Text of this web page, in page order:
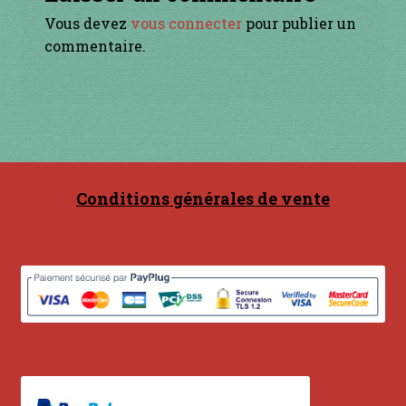
Contact
en acier
en bronze
en laiton
Vous devez vous connecterpour publier un
commentaire.
Conditions générales de vente